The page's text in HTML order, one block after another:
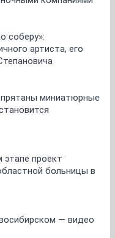
соберу»:
артиста, его
миниатюрные
этапе проект
больницы в
— видео